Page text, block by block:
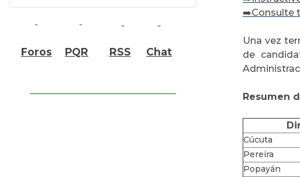
Foros PQR RSS Chat
➡️Consulte
Una vez
de
Resumen
Cúcuta
Pereira
Popayán